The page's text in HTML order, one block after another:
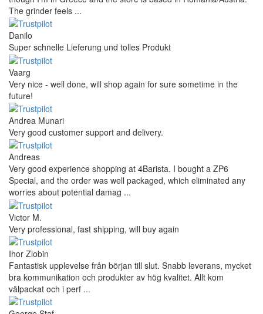
The grinder feels ...
Danilo
Super schnelle Lieferung und tolles Produkt
Vaarg
Very nice - well done, will shop again for sure sometime in the
future!
Andrea Munari
Very good customer support and delivery.
Andreas
Very good experience shopping at 4Barista. I bought a ZP6
Special, and the order was well packaged, which eliminated any
worries about potential damag ...
Victor M.
Very professional, fast shipping, will buy again
Ihor Zlobin
Fantastisk upplevelse från början till slut. Snabb leverans, mycket
bra kommunikation och produkter av hög kvalitet. Allt kom
välpackat och i perf ...